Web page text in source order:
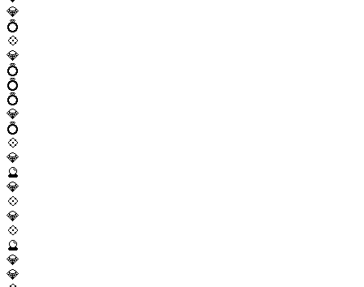
💎
💍
💠
💎
💍
💍
💍
💎
💍
💠
💎
🔮
💎
💠
💎
💠
🔮
💎
💎